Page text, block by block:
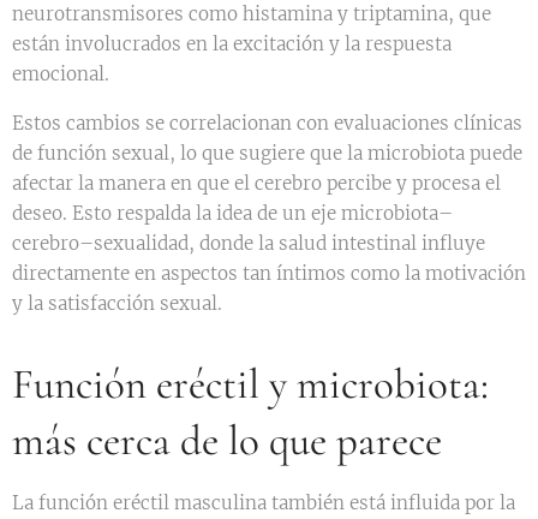
neurotransmisores como histamina y triptamina, que
están involucrados en la excitación y la respuesta
emocional.
Estos cambios se correlacionan con evaluaciones clínicas
de función sexual, lo que sugiere que la microbiota puede
afectar la manera en que el cerebro percibe y procesa el
deseo. Esto respalda la idea de un eje microbiota–
cerebro–sexualidad, donde la salud intestinal influye
directamente en aspectos tan íntimos como la motivación
y la satisfacción sexual.
Función eréctil y microbiota:
más cerca de lo que parece
La función eréctil masculina también está influida por la